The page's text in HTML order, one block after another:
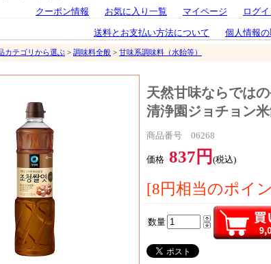
クーポン情報
お気に入り一覧 マイページ ログ
送料とお支払い方法について 個人情報
カテゴリから選ぶ > 調味料全般 > 甘味系調味料（水飴等）
天然甘味ならでは
清浄園ジョチョン
商品番号 06268
価格 837円 (税込)
[8円相当のポイ
数量